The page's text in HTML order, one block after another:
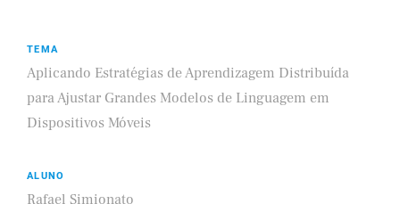
TEMA
Aplicando Estratégias de Aprendizagem Distribuída
para Ajustar Grandes Modelos de Linguagem em
Dispositivos Móveis
ALUNO
Rafael Simionato